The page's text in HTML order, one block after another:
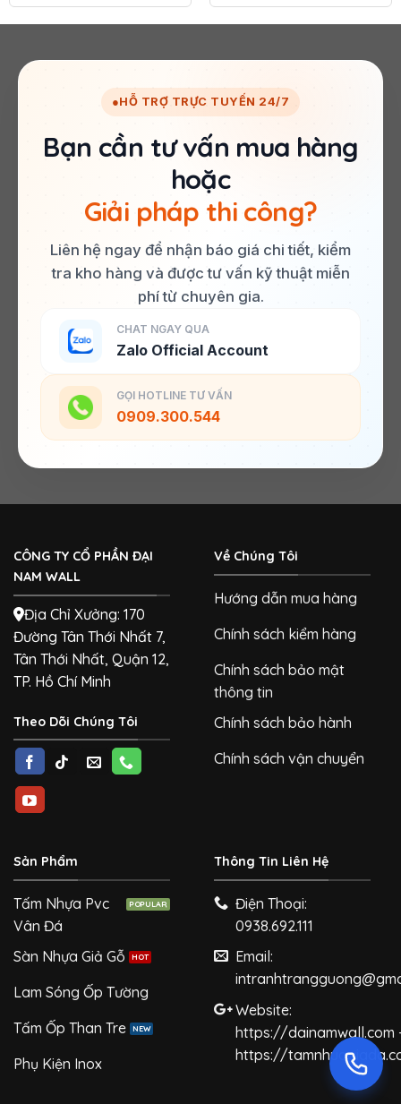
●HỖ TRỢ TRỰC TUYẾN 24/7
Bạn cần tư vấn mua hàng
hoặc
Giải pháp thi công?
Liên hệ ngay để nhận báo giá chi tiết, kiểm
tra kho hàng và được tư vấn kỹ thuật miễn
phí từ chuyên gia.
CHAT NGAY QUA
Zalo Official Account
GỌI HOTLINE TƯ VẤN
0909.300.544
CÔNG TY CỔ PHẦN ĐẠI
NAM WALL
Địa Chỉ Xưởng: 170
Đường Tân Thới Nhất 7,
Tân Thới Nhất, Quận 12,
TP. Hồ Chí Minh
Theo Dõi Chúng Tôi
Về Chúng Tôi
Hướng dẫn mua hàng
Chính sách kiểm hàng
Chính sách bảo mật
thông tin
Chính sách bảo hành
Chính sách vận chuyển
Sản Phẩm
Tấm Nhựa Pvc
Vân Đá
Sàn Nhựa Giả Gỗ
Lam Sóng Ốp Tường
Tấm Ốp Than Tre
Phụ Kiện Inox
Thông Tin Liên Hệ
Điện Thoại:
0938.692.111
Email:
Website:
https://dainamwall.com
https://